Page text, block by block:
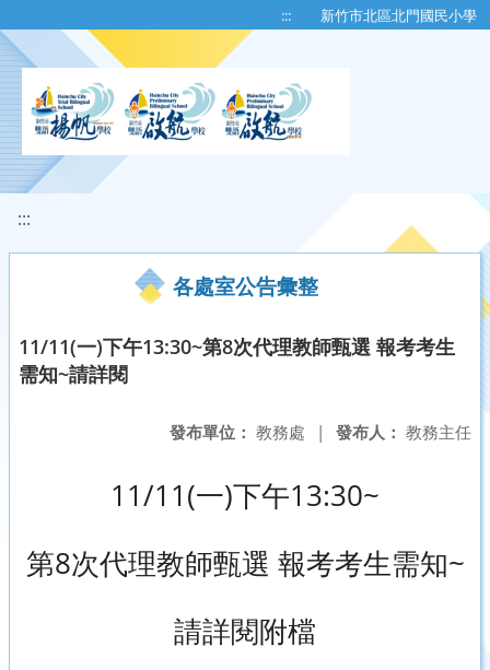
::: 新竹市北區北門國民小學
:::
各處室公告彙整
11/11(一)下午13:30~第8次代理教師甄選 報考考生
需知~請詳閱
發布人： 教務主任
發布單位： 教務處 |
11/11(一)下午13:30~
第8次代理教師甄選 報考考生需知~
請詳閱附檔